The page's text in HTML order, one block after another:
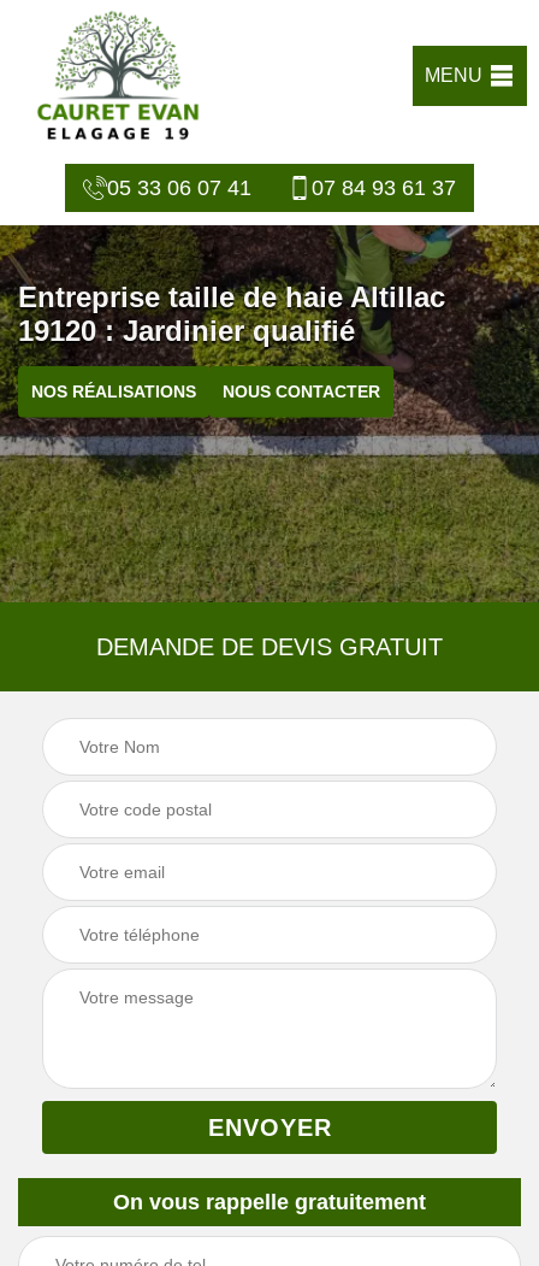
MENU
05 33 06 07 41 07 84 93 61 37
Entreprise taille de haie Altillac
19120 : Jardinier qualifié
NOS RÉALISATIONS NOUS CONTACTER
DEMANDE DE DEVIS GRATUIT
On vous rappelle gratuitement